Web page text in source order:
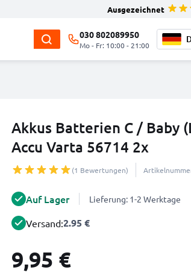
Ausgezeichnet
030 802089950
Mo - Fr: 10:00 - 21:00
Akkus Batterien C / Baby
Accu Varta 56714 2x
(1 Bewertungen)
Auf Lager Lieferung: 1-2 Werktage
Versand:2.95 €
9,95 €